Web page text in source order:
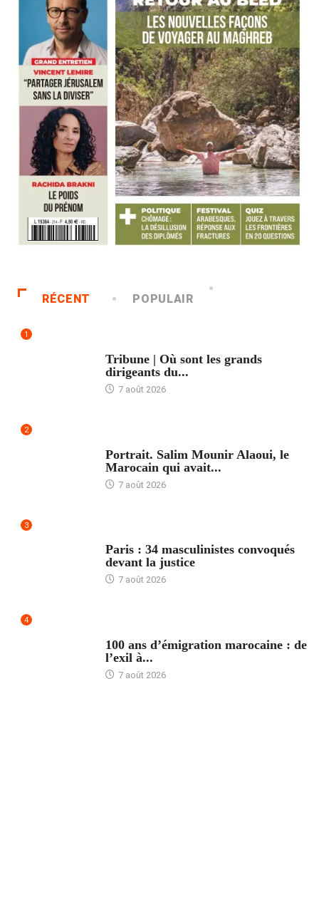
RÉCENT POPULAIR
1
Tribune | Où sont les grands
dirigeants du...
7 août 2026
2
Portrait. Salim Mounir Alaoui, le
Marocain qui avait...
7 août 2026
3
Paris : 34 masculinistes convoqués
devant la justice
7 août 2026
4
100 ans d’émigration marocaine : de
l’exil à...
7 août 2026